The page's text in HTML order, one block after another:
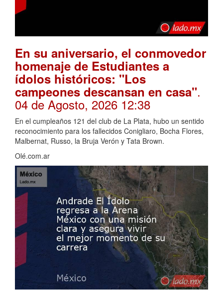
En su aniversario, el conmovedor
homenaje de Estudiantes a
ídolos históricos: "Los
campeones descansan en casa".
04 de Agosto, 2026 12:38
En el cumpleaños 121 del club de La Plata, hubo un sentido
reconocimiento para los fallecidos Conigliaro, Bocha Flores,
Malbernat, Russo, la Bruja Verón y Tata Brown.
Olé.com.ar